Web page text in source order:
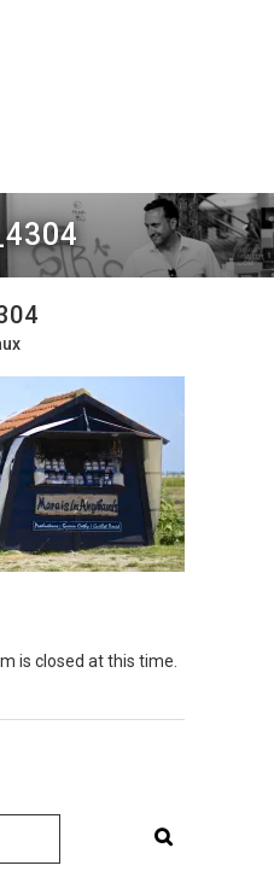
is closed at this time.